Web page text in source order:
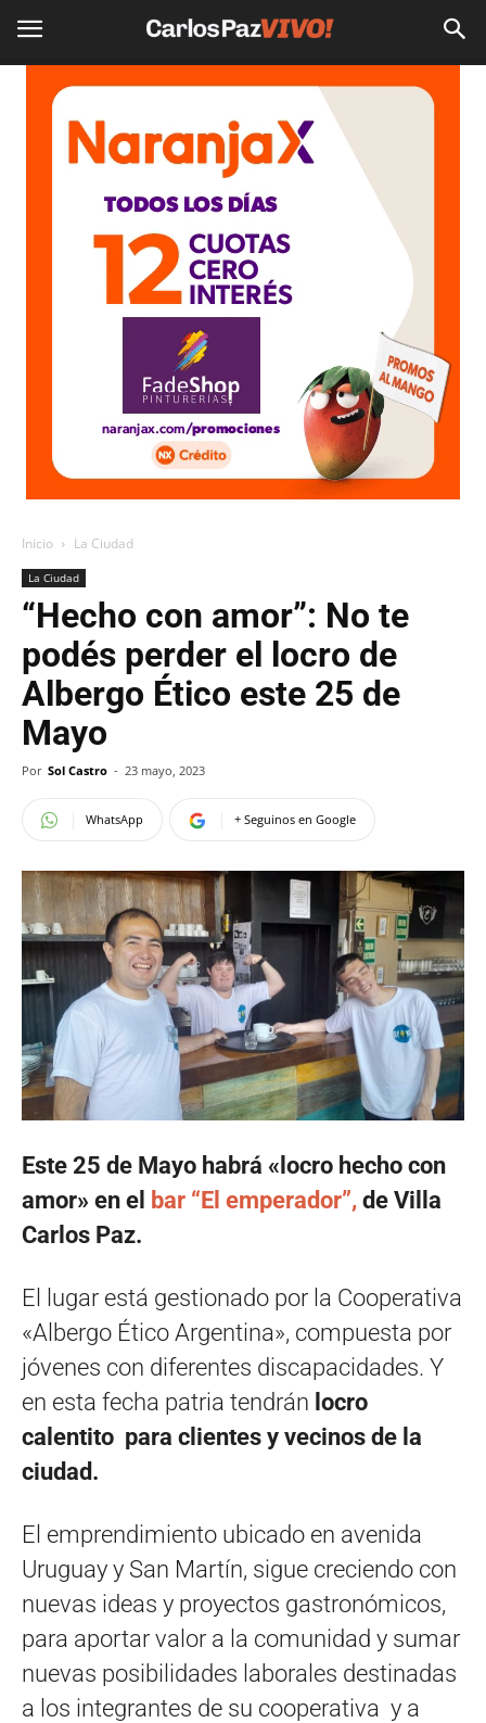
Inicio La Ciudad
La Ciudad
“Hecho con amor”: No te
podés perder el locro de
Albergo Ético este 25 de
Mayo
Por Sol Castro - 23 mayo, 2023
WhatsApp + Seguinos en Google
Este 25 de Mayo habrá «locro hecho con
amor» en el bar “El emperador”, de Villa
Carlos Paz.
El lugar está gestionado por la Cooperativa
«Albergo Ético Argentina», compuesta por
jóvenes con diferentes discapacidades. Y
en esta fecha patria tendrán locro
calentito para clientes y vecinos de la
ciudad.
El emprendimiento ubicado en avenida
Uruguay y San Martín, sigue creciendo con
nuevas ideas y proyectos gastronómicos,
para aportar valor a la comunidad y sumar
nuevas posibilidades laborales destinadas
a los integrantes de su cooperativa y a